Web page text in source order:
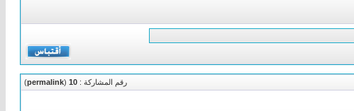
رقم المشاركة : 10
(
permalink
)